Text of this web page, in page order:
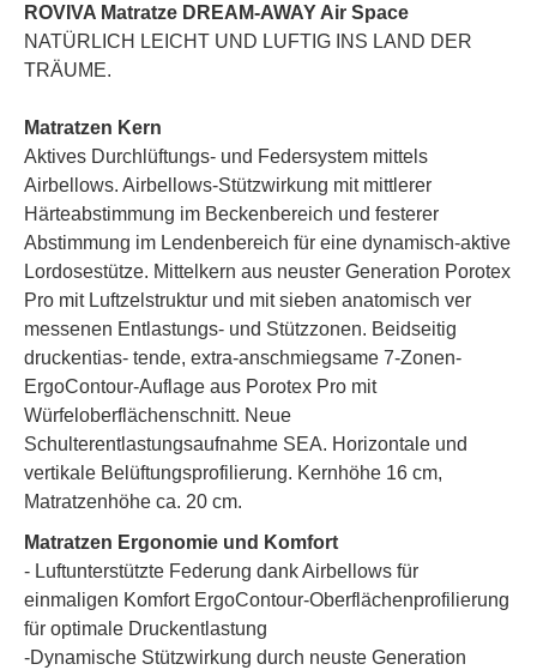
ROVIVA Matratze DREAM-AWAY Air Space
NATÜRLICH LEICHT UND LUFTIG INS LAND DER
TRÄUME.
Matratzen Kern
Aktives Durchlüftungs- und Federsystem mittels
Airbellows. Airbellows-Stützwirkung mit mittlerer
Härteabstimmung im Beckenbereich und festerer
Abstimmung im Lendenbereich für eine dynamisch-aktive
Lordosestütze. Mittelkern aus neuster Generation Porotex
Pro mit Luftzelstruktur und mit sieben anatomisch ver
messenen Entlastungs- und Stützzonen. Beidseitig
druckentias- tende, extra-anschmiegsame 7-Zonen-
ErgoContour-Auflage aus Porotex Pro mit
Würfeloberflächenschnitt. Neue
Schulterentlastungsaufnahme SEA. Horizontale und
vertikale Belüftungsprofilierung. Kernhöhe 16 cm,
Matratzenhöhe ca. 20 cm.
Matratzen Ergonomie und Komfort
- Luftunterstützte Federung dank Airbellows für
einmaligen Komfort ErgoContour-Oberflächenprofilierung
für optimale Druckentlastung
-Dynamische Stützwirkung durch neuste Generation